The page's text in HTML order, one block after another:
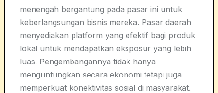
menengah bergantung pada pasar ini untuk
keberlangsungan bisnis mereka. Pasar daerah
menyediakan platform yang efektif bagi produk
lokal untuk mendapatkan eksposur yang lebih
luas. Pengembangannya tidak hanya
menguntungkan secara ekonomi tetapi juga
memperkuat konektivitas sosial di masyarakat.